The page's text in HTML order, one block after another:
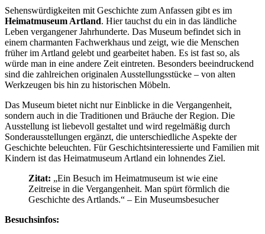
Sehenswürdigkeiten mit Geschichte zum Anfassen gibt es im
Heimatmuseum Artland. Hier tauchst du ein in das ländliche
Leben vergangener Jahrhunderte. Das Museum befindet sich in
einem charmanten Fachwerkhaus und zeigt, wie die Menschen
früher im Artland gelebt und gearbeitet haben. Es ist fast so, als
würde man in eine andere Zeit eintreten. Besonders beeindruckend
sind die zahlreichen originalen Ausstellungsstücke – von alten
Werkzeugen bis hin zu historischen Möbeln.
Das Museum bietet nicht nur Einblicke in die Vergangenheit,
sondern auch in die Traditionen und Bräuche der Region. Die
Ausstellung ist liebevoll gestaltet und wird regelmäßig durch
Sonderausstellungen ergänzt, die unterschiedliche Aspekte der
Geschichte beleuchten. Für Geschichtsinteressierte und Familien mit
Kindern ist das Heimatmuseum Artland ein lohnendes Ziel.
Zitat: „Ein Besuch im Heimatmuseum ist wie eine
Zeitreise in die Vergangenheit. Man spürt förmlich die
Geschichte des Artlands.“ – Ein Museumsbesucher
Besuchsinfos: